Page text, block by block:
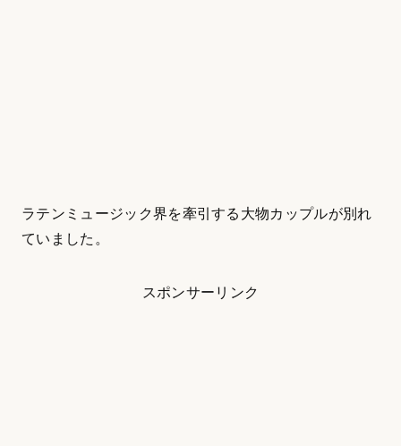
ラテンミュージック界を牽引する大物カップルが別れ
ていました。
スポンサーリンク